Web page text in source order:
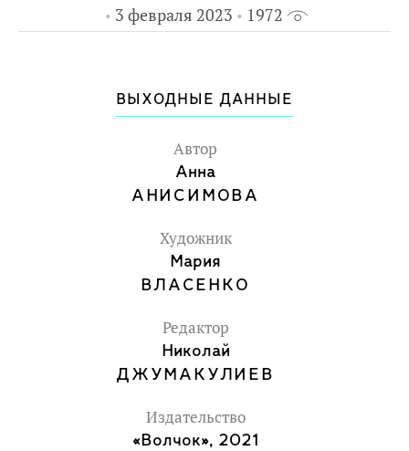
3 февраля 2023
1972
ВЫХОДНЫЕ ДАННЫЕ
Автор
Анна
АНИСИМОВА
Художник
Мария
ВЛАСЕНКО
Редактор
Николай
ДЖУМАКУЛИЕВ
Издательство
«Волчок», 2021